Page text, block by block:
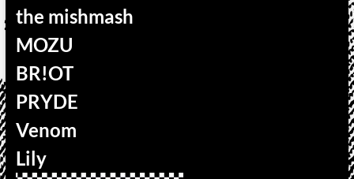
the mishmash
MOZU
BR!OT
PRYDE
Venom
Lily